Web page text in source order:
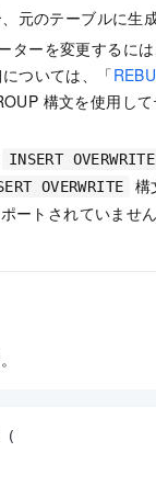
元のテーブルに生
ターを変更するに
ついては、「
構文を使用し
INSERT OVERWRITE
OVERWRITE 構
ートされていませ
(